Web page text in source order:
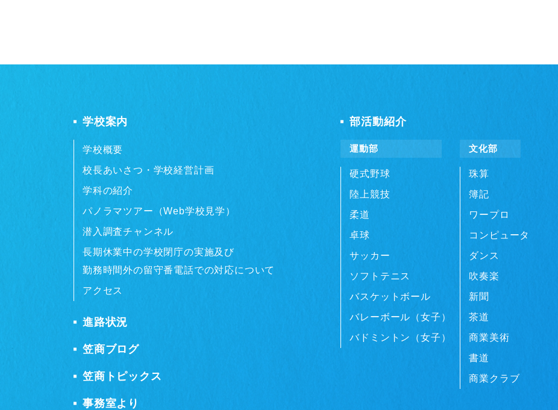
学校案内
学校概要
校長あいさつ・学校経営計画
学科の紹介
パノラマツアー（Web学校見学）
潜入調査チャンネル
長期休業中の学校閉庁の実施及び
勤務時間外の留守番電話での対応について
アクセス
進路状況
笠商ブログ
笠商トピックス
事務室より
部活動紹介
運動部
硬式野球
陸上競技
柔道
卓球
サッカー
ソフトテニス
バスケットボール
バレーボール（女子）
バドミントン（女子）
文化部
珠算
簿記
ワープロ
コンピュータ
ダンス
吹奏楽
新聞
茶道
商業美術
書道
商業クラブ